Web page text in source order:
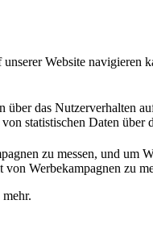
Website
das Nutzerverhalten
statistischen Daten über
zu messen, und um
Werbekampagnen zu